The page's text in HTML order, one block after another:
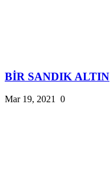
BİR SANDIK ALTIN
Mar 19, 2021 0